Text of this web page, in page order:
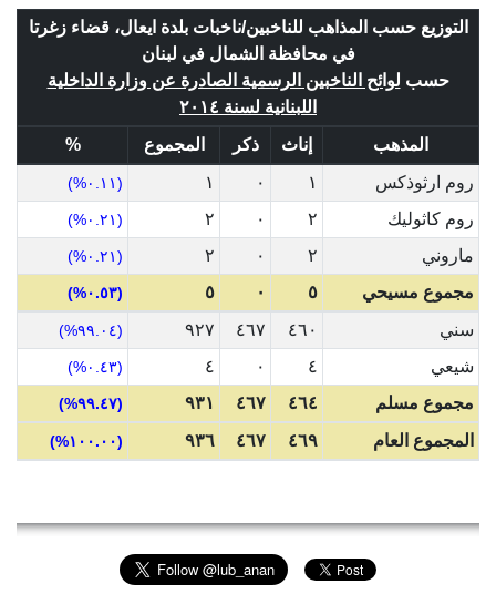
التوزيع حسب المذاهب للناخبين/ناخبات بلدة ايعال، قضاء زغرتا
في محافظة الشمال في لبنان
حسب لوائح الناخبين الرسمية الصادرة عن وزارة الداخلية
اللبنانية لسنة ٢٠١٤
المذهب
إناث ذكر المجموع
%
روم ارثوذكس
١ ٠ ١ (٠.١١%)
روم كاثوليك ٢ ٠ ٢ (٠.٢١%)
ماروني ٢ ٠ ٢ (٠.٢١%)
مجموع مسيحي ٥ ٠ ٥ (٠.٥٣%)
سني ٤٦٠ ٤٦٧ ٩٢٧ (٩٩.٠٤%)
شيعي ٤ ٠ ٤ (٠.٤٣%)
مجموع مسلم ٤٦٤ ٤٦٧ ٩٣١ (٩٩.٤٧%)
المجموع العام ٤٦٩ ٤٦٧ ٩٣٦ (١٠٠.٠٠%)